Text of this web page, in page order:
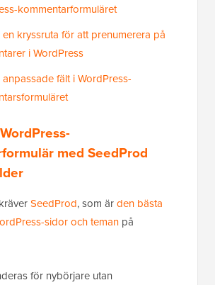
kommentarformuläret
kryssruta för att prenumerera på
i WordPress
fält i WordPress-
med SeedProd
SeedProd, som ärden bästa
sidor och teman på
för nybörjare utan